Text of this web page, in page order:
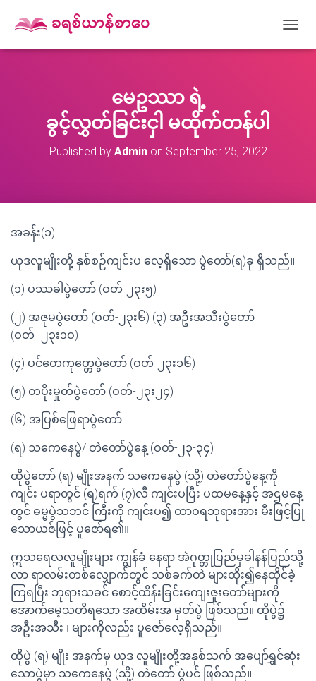
O
မေဥဿာ ရဲ့
ခွင့်လွှတ်ခြင်းငှါ မထိုက်တန်ပါ
Published by Adminon September 25, 2022
အခန်း(၁)
ယုဒလူမျိုးတို့ နှစ်စဉ်ကျင်းပ လေ့ရှိသော ပွဲတော်(ရ)ခု ရှိသည်။
(၁) ပဿခါပွဲတော် (ဝတ်-၂၃း၅)
(၂) အဇုမပွဲတော် (ဝတ်-၂၃း၆) (၃) အဦးအသီးပွဲတော်
(ဝတ်−၂၃း၁ဝ)
(၄) ပင်တေကုတ္တေပွဲတော် (ဝတ်-၂၃း၁၆)
(၅) တပိုးမှုတ်ပွဲတော် (ဝတ်-၂၃း၂၄)
(၆) အပြစ်ဖြေရာပွဲတော်
(ရ) သကေနေပွဲ/ တဲတော်ပွဲနေ့ (ဝတ်-၂၃-၃၄)
ထိုပွဲတော် (ရ) မျိုးအနက် သကေနေပွဲ (သို့) တဲတော်ပွဲနေ့ကို
ကျင်း ပရာတွင် (ရ)ရက် (၇)လီ ကျင်းပပြီး ပထမနေ့နှင့် အဌမနေ့
တွင် ဓမ္မပွဲသဘင် ကြီးကို ကျင်းပ၍ ထာဝရဘုရားအား မီးဖြင့်ပြု
သောယဇ်ဖြင့် ပူဇော်ရ၏။
ဣသရေလလူမျိုးများ ကျွန်ခံ နေရာ အဲဂုတ္တုပြည်မှခါနန်ပြည်သို့
လာ ရာလမ်းတစ်လျှောက်တွင် သစ်ခက်တဲ များထိုး၍နေထိုင်ခဲ့
ကြရပြီး ဘုရားသခင် စောင့်ထိန်းခြင်းကျေးဇူးတော်များကို
အောက်မေ့သတိရသော အထိမ်းအ မှတ်ပွဲ ဖြစ်သည်။ ထိုပွဲ၌
အဦးအသီး ၊ များကိုလည်း ပူဇော်လေ့ရှိသည်။
ထိုပွဲ (ရ) မျိုး အနက်မှ ယုဒ လူမျိုးတို့အနှစ်သက် အပျော်ရွှင်ဆုံး
သောပွဲမှာ သကေနေပွဲ (သို့) တဲတော် ပွဲပင် ဖြစ်သည်။